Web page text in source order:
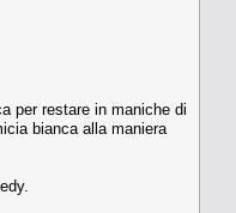
per restare in maniche di
bianca alla maniera